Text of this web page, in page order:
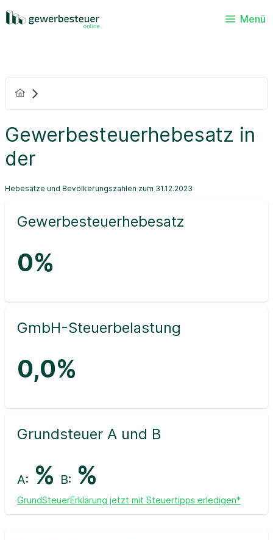
Menü
Gewerbesteuerhebesatz in
der
Hebesätze und Bevölkerungszahlen zum 31.12.2023
Gewerbesteuerhebesatz
0%
GmbH-Steuerbelastung
0,0%
Grundsteuer A und B
A: % B: %
GrundSteuerErklärung jetzt mit Steuertipps erledigen*